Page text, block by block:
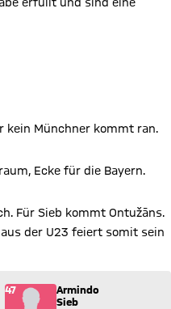
erfüllt und sind eine
kein Münchner kommt ran.
Ecke für die Bayern.
Für Sieb kommt Ontužāns.
der U23 feiert somit sein
kommt für Armindo Sieb
47
Armindo
Sieb